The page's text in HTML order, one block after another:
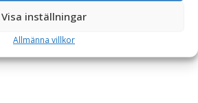
Visa inställningar
Allmänna villkor
bladet med fyra hydraulslangar, släta
stål på klaffarna.